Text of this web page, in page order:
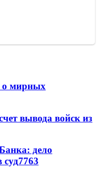
о мирных
вывода войск из
дело
суд7763